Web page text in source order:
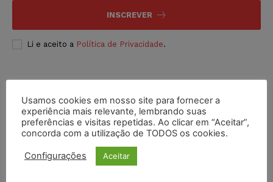
INSCREVER
Li e aceito a Política de Privacidade.
Usamos cookies em nosso site para fornecer a
experiência mais relevante, lembrando suas
preferências e visitas repetidas. Ao clicar em “Aceitar”,
concorda com a utilização de TODOS os cookies.
Configurações Aceitar